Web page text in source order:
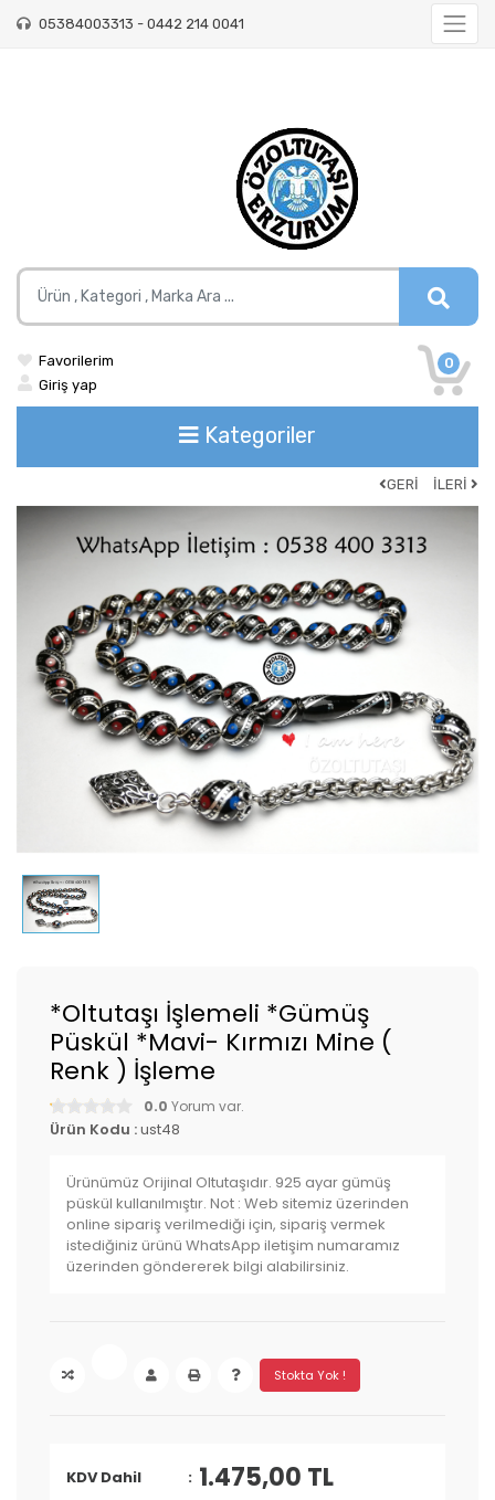
05384003313 - 0442 214 0041
0
Favorilerim
Giriş yap
Kategoriler
GERİ İLERİ
*Oltutaşı İşlemeli *Gümüş
Püskül *Mavi- Kırmızı Mine (
Renk ) İşleme
0.0 Yorum var.
Ürün Kodu :ust48
Ürünümüz Orijinal Oltutaşıdır. 925 ayar gümüş
püskül kullanılmıştır. Not : Web sitemiz üzerinden
online sipariş verilmediği için, sipariş vermek
istediğiniz ürünü WhatsApp iletişim numaramız
üzerinden göndererek bilgi alabilirsiniz.
Stokta Yok !
KDV Dahil 1.475,00 TL